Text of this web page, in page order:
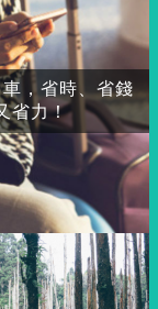
車，省時、省錢
省力！